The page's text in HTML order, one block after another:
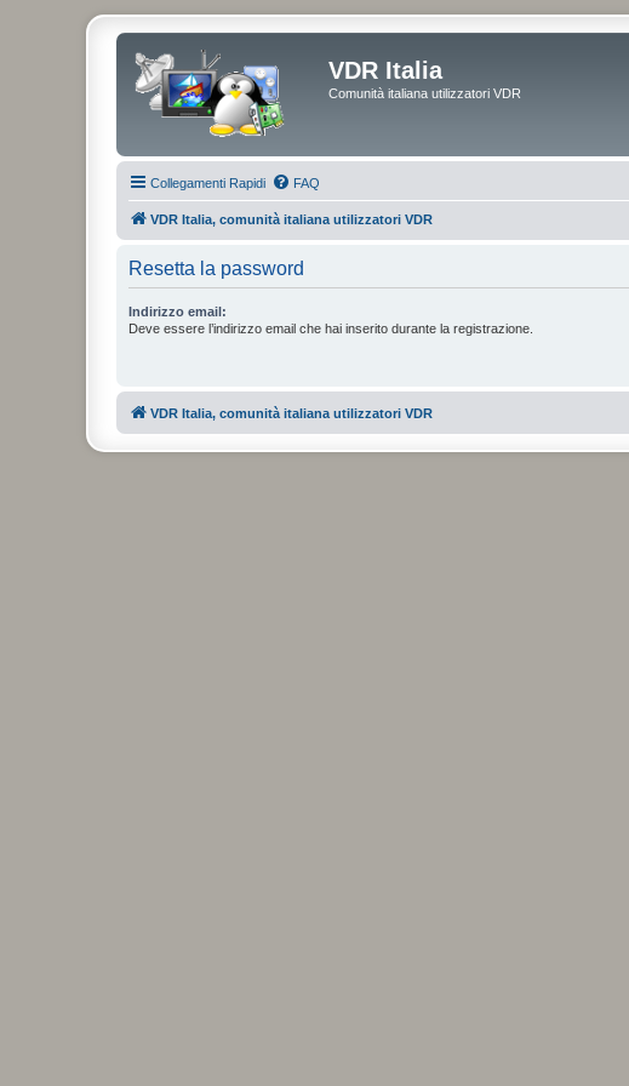
VDR Italia
Comunità italiana utilizzatori VDR
Collegamenti Rapidi FAQ
VDR Italia, comunità italiana utilizzatori VDR
Resetta la password
Indirizzo email:
Deve essere l’indirizzo email che hai inserito durante la registrazione.
VDR Italia, comunità italiana utilizzatori VDR